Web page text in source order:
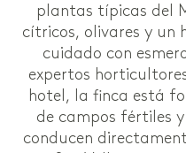
plantas típicas del
cítricos, olivares y un
cuidado con
expertos
hotel, la finca está
de campos fértiles
conducen